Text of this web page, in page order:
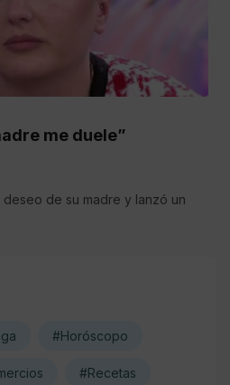
me duele”
de su madre y lanzó un
#Horóscopo
#Recetas